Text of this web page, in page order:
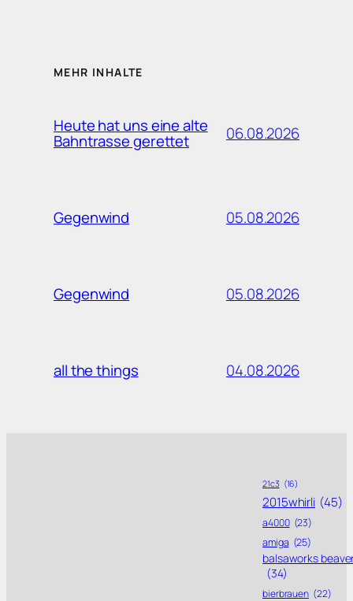
MEHR INHALTE
Heute hat uns eine alte
Bahntrasse gerettet 06.08.2026
Gegenwind 05.08.2026
Gegenwind 05.08.2026
all the things 04.08.2026
21c3 (16)
2015whirli (45)
a4000 (23)
amiga (25)
balsaworks
(34)
bierbrauen (22)